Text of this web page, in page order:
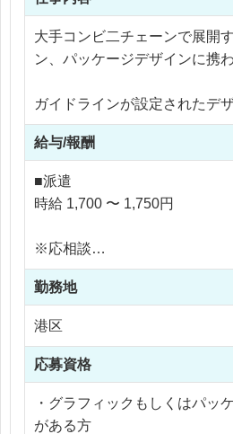
大手コンビ二チェーンで展開
ン、パッケージデザインに携
ガイドラインが設定されたデ
合わせたオペレーション業務
が、
付随業務としてダミー作成、
作もございます。
沿ってレイアウト調整や食材
し替え業務
ディレクターの指示のもとデ
品まで一貫して携わっていた
・お弁当容器のラベルデザイ
ン
・商品訴求ワンポイントシー
装用パッケージデザイン
給与/報酬
■派遣
時給 1,700 〜 1,750円
※応相談
※交通費支給
※残業代全額支給
※残業30時間以内
勤務地
港区
応募資格
・グラフィックもしくはパッ
がある方